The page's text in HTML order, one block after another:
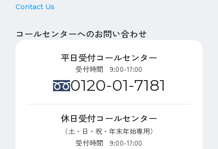
Contact Us
コールセンターへのお問い合わせ
平日受付コールセンター
受付時間 9:00-17:00
0120-01-7181
休日受付コールセンター
（土・日・祝・年末年始専用）
受付時間 9:00-17:00